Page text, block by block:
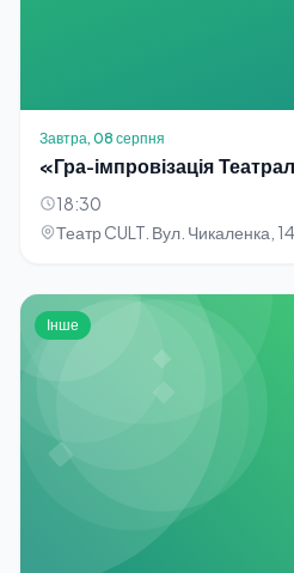
Завтра, 08 серпня
«Гра-імпровізація
18:30
Театр CULT. Вул. Чикаленка, 14
Інше